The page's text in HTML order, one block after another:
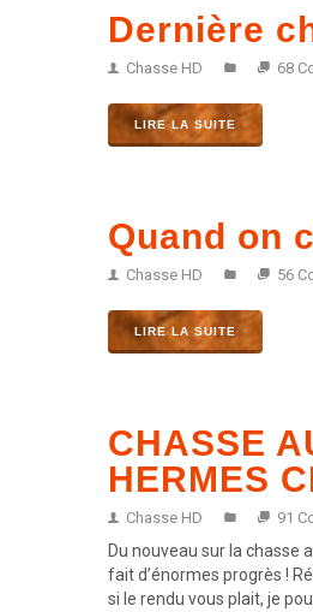
Dernière
Chasse HD 68
LIRE LA SUITE
Quand on
Chasse HD 56
LIRE LA SUITE
CHASSE
HERMES
Chasse HD 91
Du nouveau sur la
fait d’énormes progrès !
si le rendu vous plait, je